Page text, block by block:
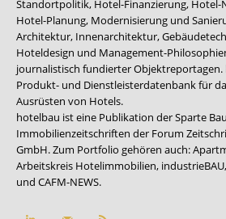
Standortpolitik, Hotel-Finanzierung, Hotel-
Hotel-Planung, Modernisierung und
Architektur, Innenarchitektur,
Hoteldesign und Management-
journalistisch fundierter
Produkt- und Dienstleisterdatenbank für
Ausrüsten von Hotels.
hotelbau ist eine Publikation der Sparte
Immobilienzeitschriften der Forum
GmbH. Zum Portfolio gehören auch:
Arbeitskreis Hotelimmobilien, industrieBAU,
und CAFM-NEWS.